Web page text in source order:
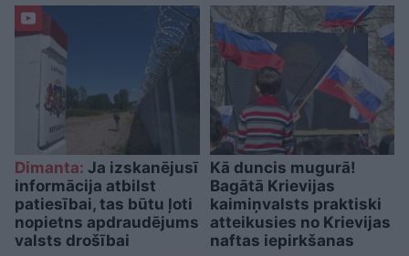
Dimanta: Ja izskanējusī
informācija atbilst
patiesībai, tas būtu ļoti
nopietns apdraudējums
valsts drošībai
Kā duncis mugurā!
Bagātā Krievijas
kaimiņvalsts praktiski
atteikusies no Krievijas
naftas iepirkšanas